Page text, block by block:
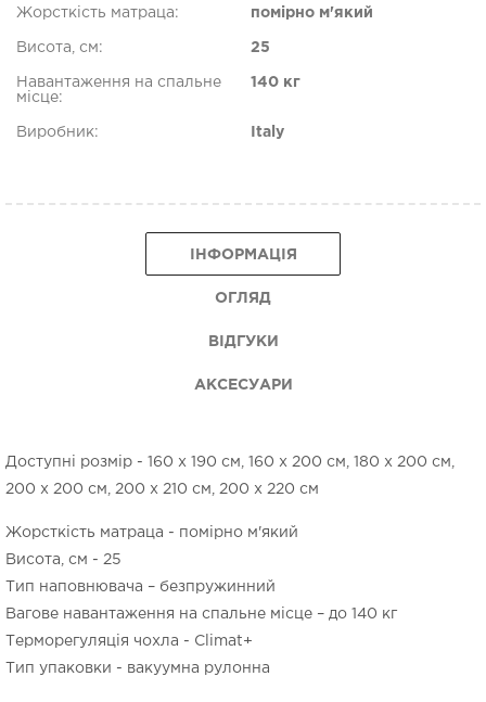
Жорсткість матраца: помірно м'який
Висота, см: 25
Навантаження на спальне
місце:
140 кг
Виробник: Italy
ІНФОРМАЦІЯ
ОГЛЯД
ВІДГУКИ
АКСЕСУАРИ
Доступні розмір - 160 x 190 см, 160 x 200 см, 180 x 200 см,
200 x 200 см, 200 x 210 см, 200 x 220 см
Жорсткість матраца - помірно м'який
Висота, см - 25
Тип наповнювача – безпружинний
Вагове навантаження на спальне місце – до 140 кг
Терморегуляція чохла - Climat+
Тип упаковки - вакуумна рулонна